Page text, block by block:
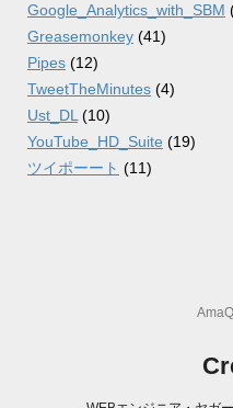
Google_Analytics_with_SBM
Greasemonkey (41)
Pipes (12)
TweetTheMinutes (4)
Ust_DL (10)
YouTube_HD_Suite (19)
ツイポーート (11)